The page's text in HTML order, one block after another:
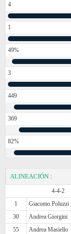
4
1
49%
3
449
369
82%
ALINEACIÓN :
4-4-2
1
Giacomo Poluzzi
30
Andrea Giorgini
55
Andrea Masiello